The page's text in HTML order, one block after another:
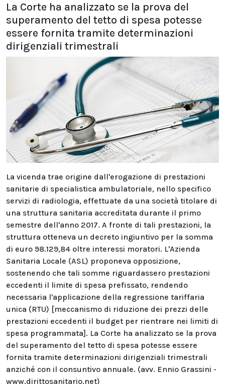
La Corte ha analizzato se la prova del
superamento del tetto di spesa potesse
essere fornita tramite determinazioni
dirigenziali trimestrali
La vicenda trae origine dall'erogazione di prestazioni
sanitarie di specialistica ambulatoriale, nello specifico
servizi di radiologia, effettuate da una società titolare di
una struttura sanitaria accreditata durante il primo
semestre dell'anno 2017. A fronte di tali prestazioni, la
struttura otteneva un decreto ingiuntivo per la somma
di euro 98.129,84 oltre interessi moratori. L'Azienda
Sanitaria Locale (ASL) proponeva opposizione,
sostenendo che tali somme riguardassero prestazioni
eccedenti il limite di spesa prefissato, rendendo
necessaria l'applicazione della regressione tariffaria
unica (RTU) [meccanismo di riduzione dei prezzi delle
prestazioni eccedenti il budget per rientrare nei limiti di
spesa programmata]. La Corte ha analizzato se la prova
del superamento del tetto di spesa potesse essere
fornita tramite determinazioni dirigenziali trimestrali
anziché con il consuntivo annuale. (avv. Ennio Grassini -
www.dirittosanitario.net)